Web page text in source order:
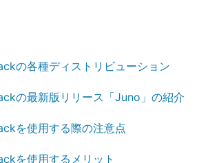
の各種ディストリビューション
の最新版リリース「Juno」の紹介
を使用する際の注意点
を使用するメリット